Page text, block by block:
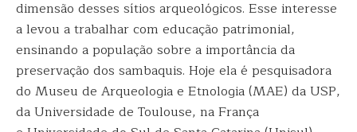
dimensão desses sítios arqueológicos. Esse interesse
a levou a trabalhar com educação patrimonial,
ensinando a população sobre a importância da
preservação dos sambaquis. Hoje ela é pesquisadora
do Museu de Arqueologia e Etnologia (MAE) da USP,
da Universidade de Toulouse, na França